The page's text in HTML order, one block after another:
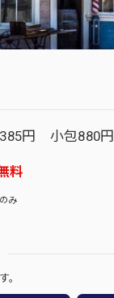
円 小包880円
料
み
。